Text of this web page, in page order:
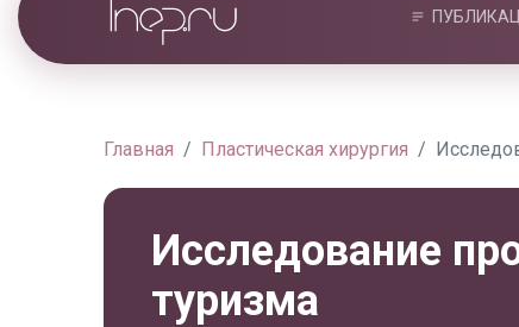
Главная Пластическая хирургия
Исследование
туризма